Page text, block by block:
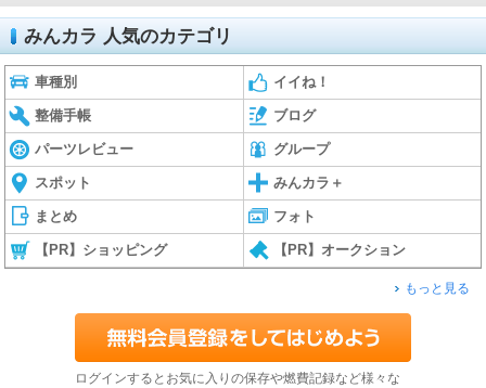
みんカラ 人気のカテゴリ
車種別 イイね！
整備手帳 ブログ
パーツレビュー グループ
スポット みんカラ＋
まとめ フォト
【PR】ショッピング 【PR】オークション
もっと見る
ログインするとお気に入りの保存や燃費記録など様々な